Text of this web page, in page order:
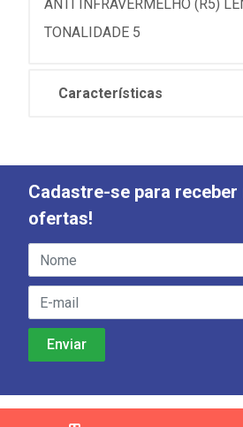
ANTI INFRAVERMELHO (R5)
TONALIDADE 5
Características
Cadastre-se para receber
ofertas!